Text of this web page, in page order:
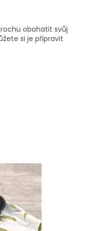
obohatit svůj
si je připravit